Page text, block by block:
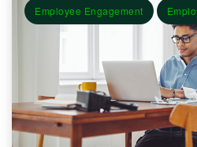
Employee Engagement